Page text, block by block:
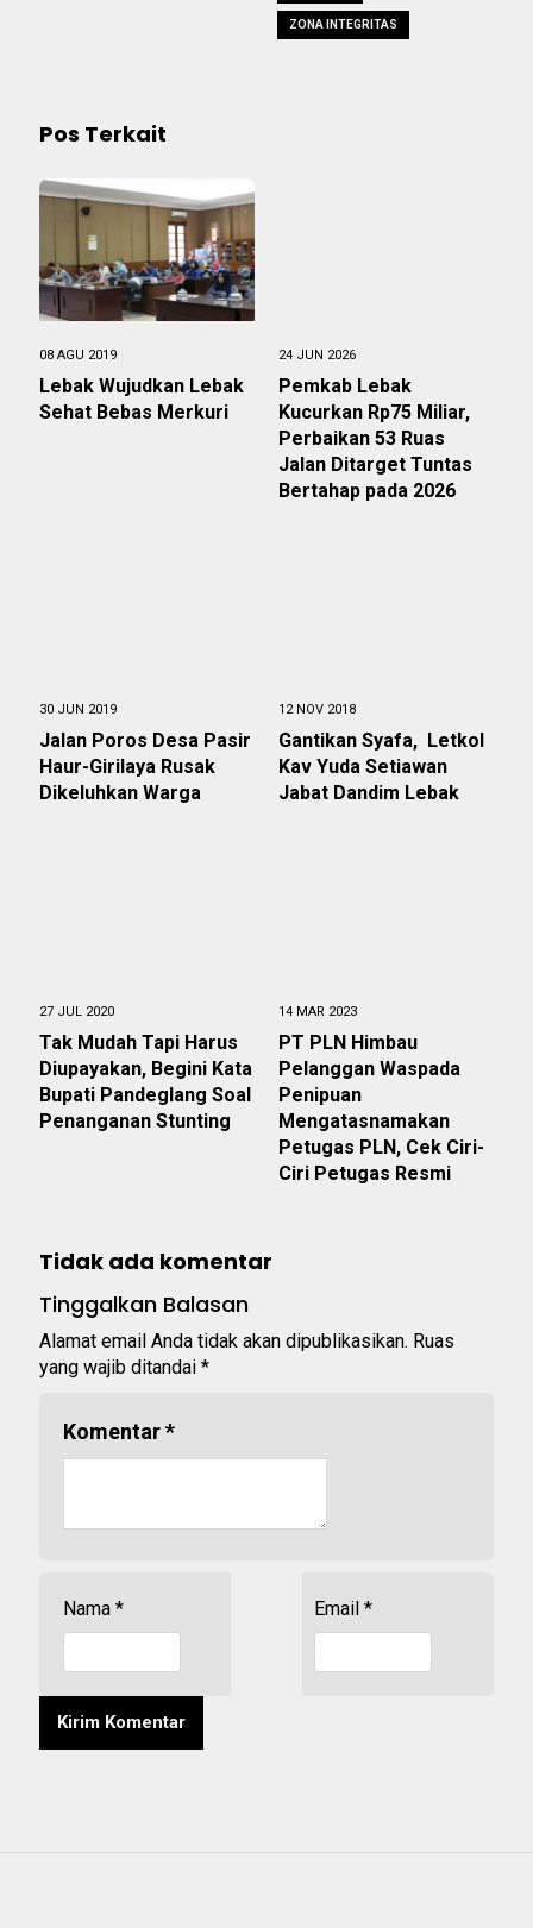
ZONA INTEGRITAS
Pos Terkait
08 AGU 2019
Lebak Wujudkan Lebak
Sehat Bebas Merkuri
24 JUN 2026
Pemkab Lebak
Kucurkan Rp75 Miliar,
Perbaikan 53 Ruas
Jalan Ditarget Tuntas
Bertahap pada 2026
30 JUN 2019
Jalan Poros Desa Pasir
Haur-Girilaya Rusak
Dikeluhkan Warga
12 NOV 2018
Gantikan Syafa, Letkol
Kav Yuda Setiawan
Jabat Dandim Lebak
27 JUL 2020
Tak Mudah Tapi Harus
Diupayakan, Begini Kata
Bupati Pandeglang Soal
Penanganan Stunting
14 MAR 2023
PT PLN Himbau
Pelanggan Waspada
Penipuan
Mengatasnamakan
Petugas PLN, Cek Ciri-
Ciri Petugas Resmi
Tidak ada komentar
Tinggalkan Balasan
Alamat email Anda tidak akan dipublikasikan. Ruas
yang wajib ditandai *
Komentar*
Nama * Email *